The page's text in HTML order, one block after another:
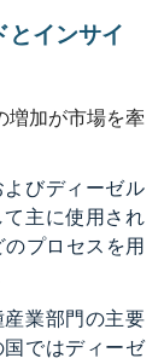
とインサイ
増加が市場を牽
びディーゼル
主に使用され
プロセスを用
業部門の主要
ではディーゼ